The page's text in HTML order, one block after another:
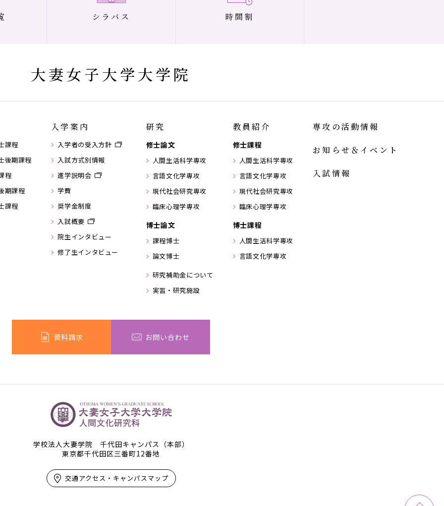
シラバス 時間割
大妻女子大学大学院
課程
後期課程
程
期課程
課程
入学案内
入学者の受入方針
入試方式別情報
進学説明会
学費
奨学金制度
入試概要
院生インタビュー
修了生インタビュー
研究
修士論文
人間生活科学専攻
言語文化学専攻
現代社会研究専攻
臨床心理学専攻
博士論文
課程博士
論文博士
研究補助金について
実習・研究施設
教員紹介
修士課程
人間生活科学専攻
言語文化学専攻
現代社会研究専攻
臨床心理学専攻
博士課程
人間生活科学専攻
言語文化学専攻
専攻の活動情報
お知らせ＆イベント
入試情報
資料請求 お問い合わせ
学校法人大妻学院 千代田キャンパス（本部）
東京都千代田区三番町12番地
交通アクセス・キャンパスマップ